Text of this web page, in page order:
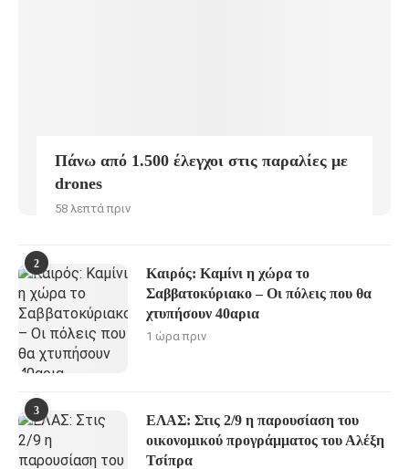
Πάνω από 1.500 έλεγχοι στις παραλίες με
drones
58 λεπτά πριν
2
Καιρός: Καμίνι η χώρα το
Σαββατοκύριακο – Οι πόλεις που θα
χτυπήσουν 40αρια
1 ώρα πριν
3
ΕΛΑΣ: Στις 2/9 η παρουσίαση του
οικονομικού προγράμματος του Αλέξη
Τσίπρα